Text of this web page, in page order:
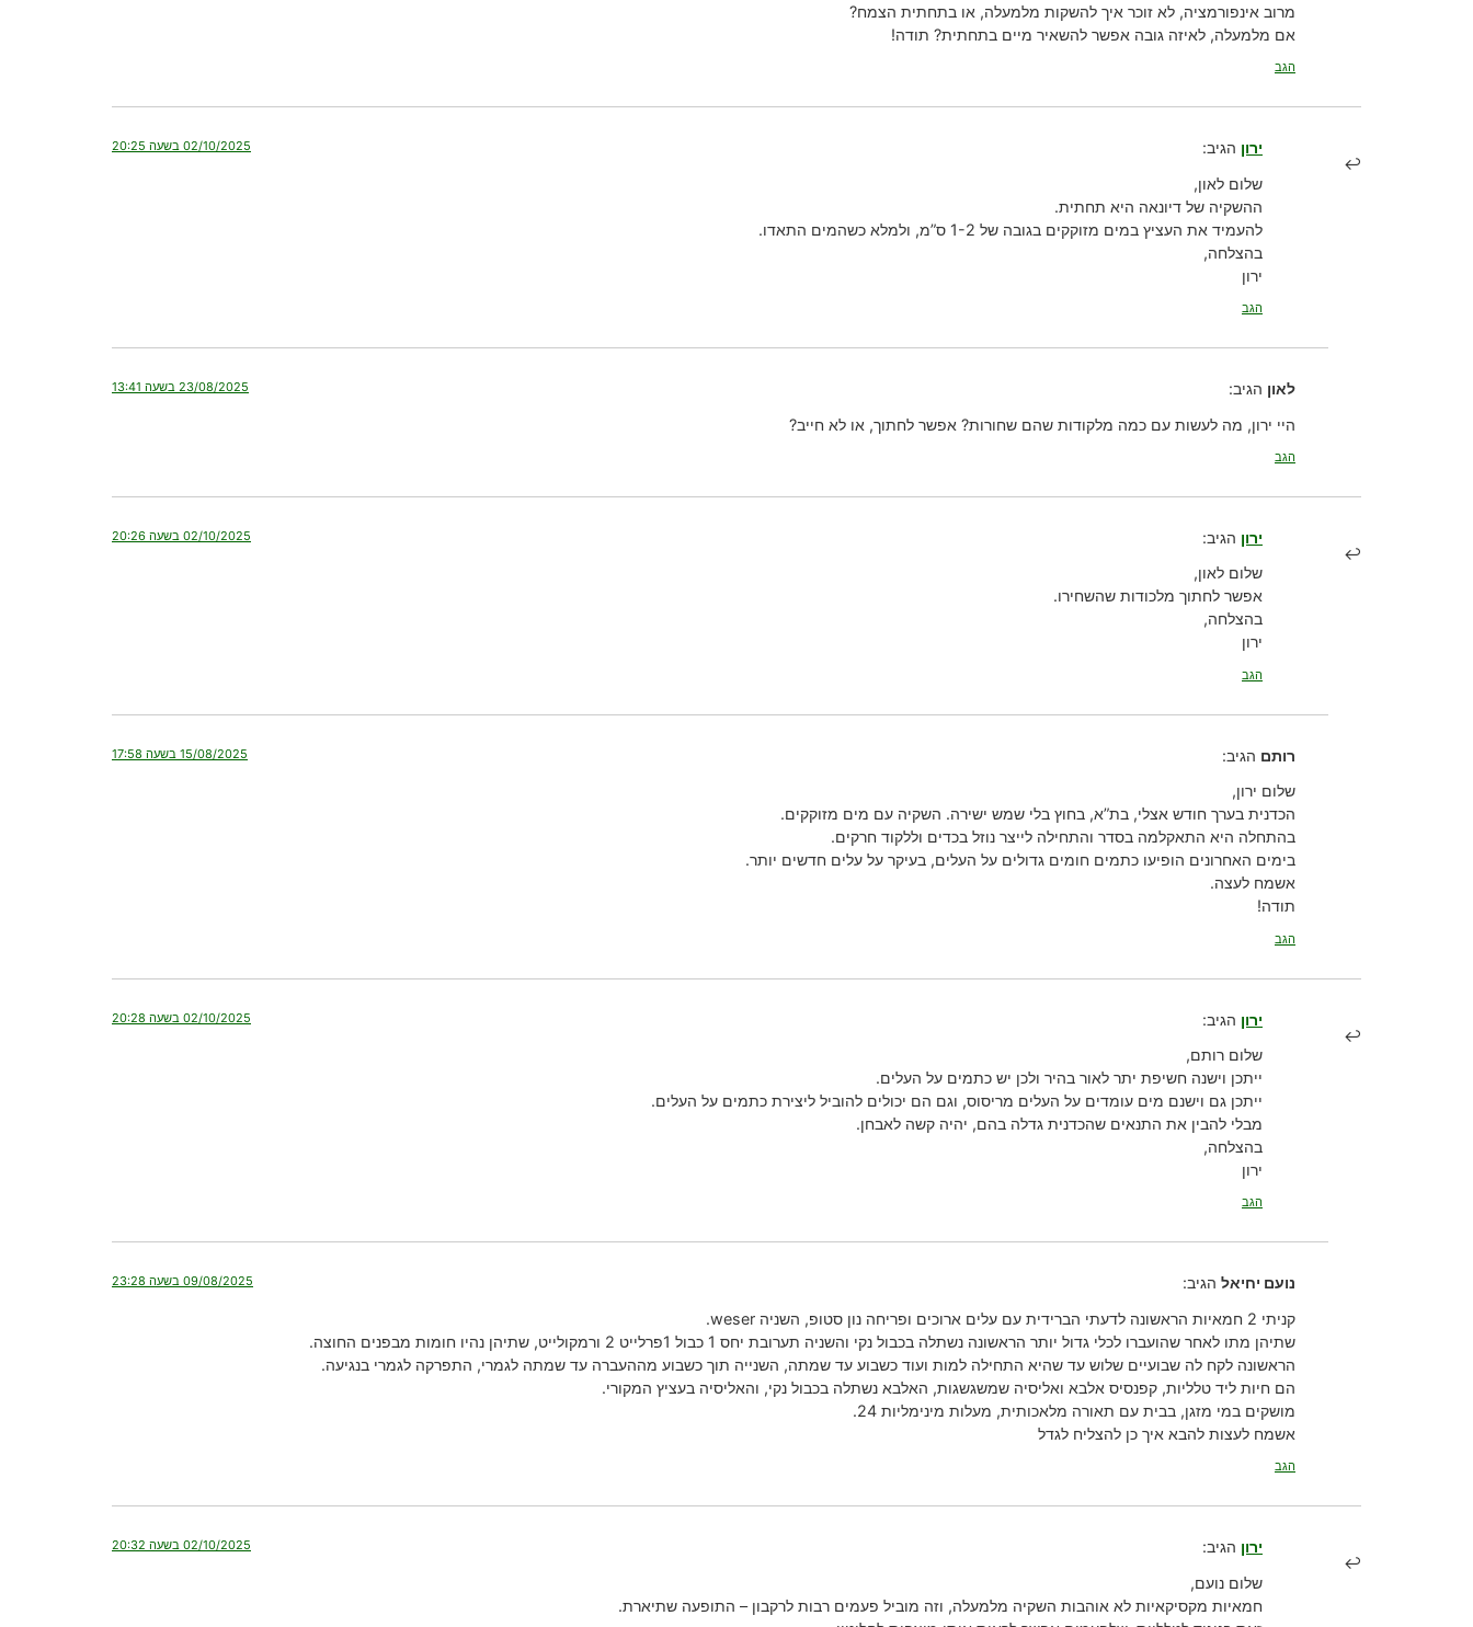
מרוב אינפורמציה, לא זוכר איך להשקות מלמעלה, או בתחתית הצמח?
אם מלמעלה, לאיזה גובה אפשר להשאיר מיים בתחתית? תודה!
הגב
ירון הגיב: 02/10/2025 בשעה 20:25
שלום לאון,
ההשקיה של דיונאה היא תחתית.
להעמיד את העציץ במים מזוקקים בגובה של 1-2 ס”מ, ולמלא כשהמים התאדו.
בהצלחה,
ירון
הגב
לאון הגיב: 23/08/2025 בשעה 13:41
היי ירון, מה לעשות עם כמה מלקודות שהם שחורות? אפשר לחתוך, או לא חייב?
הגב
ירון הגיב: 02/10/2025 בשעה 20:26
שלום לאון,
אפשר לחתוך מלכודות שהשחירו.
בהצלחה,
ירון
הגב
רותם הגיב: 15/08/2025 בשעה 17:58
שלום ירון,
הכדנית בערך חודש אצלי, בת”א, בחוץ בלי שמש ישירה. השקיה עם מים מזוקקים.
בהתחלה היא התאקלמה בסדר והתחילה לייצר נוזל בכדים וללקוד חרקים.
בימים האחרונים הופיעו כתמים חומים גדולים על העלים, בעיקר על עלים חדשים יותר.
אשמח לעצה.
תודה!
הגב
ירון הגיב: 02/10/2025 בשעה 20:28
שלום רותם,
ייתכן וישנה חשיפת יתר לאור בהיר ולכן יש כתמים על העלים.
ייתכן גם וישנם מים עומדים על העלים מריסוס, וגם הם יכולים להוביל ליצירת כתמים על העלים.
מבלי להבין את התנאים שהכדנית גדלה בהם, יהיה קשה לאבחן.
בהצלחה,
ירון
הגב
נועם יחיאל הגיב: 09/08/2025 בשעה 23:28
קניתי 2 חמאיות הראשונה לדעתי הברידית עם עלים ארוכים ופריחה נון סטופ, השניה weser.
שתיהן מתו לאחר שהועברו לכלי גדול יותר הראשונה נשתלה בכבול נקי והשניה תערובת יחס 1 כבול 1פרלייט 2 ורמקולייט, שתיהן נהיו חומות מבפנים החוצה.
הראשונה לקח לה שבועיים שלוש עד שהיא התחילה למות ועוד כשבוע עד שמתה, השנייה תוך כשבוע מההעברה עד שמתה לגמרי, התפרקה לגמרי בנגיעה.
הם חיות ליד טלליות, קפנסיס אלבא ואליסיה שמשגשגות, האלבא נשתלה בכבול נקי, והאליסיה בעציץ המקורי.
מושקים במי מזגן, בבית עם תאורה מלאכותית, מעלות מינימליות 24.
אשמח לעצות להבא איך כן להצליח לגדל
הגב
ירון הגיב: 02/10/2025 בשעה 20:32
שלום נועם,
חמאיות מקסיקאיות לא אוהבות השקיה מלמעלה, וזה מוביל פעמים רבות לרקבון – התופעה שתיארת.